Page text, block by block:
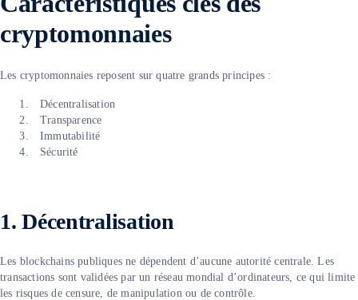
cryptomonnaies
Les cryptomonnaies reposent sur quatre grands principes :
Décentralisation
Transparence
Immutabilité
Sécurité
1.Décentralisation
Les blockchains publiques ne dépendent d’aucune autorité centrale. Les
transactions sont validées par un réseau mondial d’ordinateurs, ce qui limite
les risques de censure, de manipulation ou de contrôle.